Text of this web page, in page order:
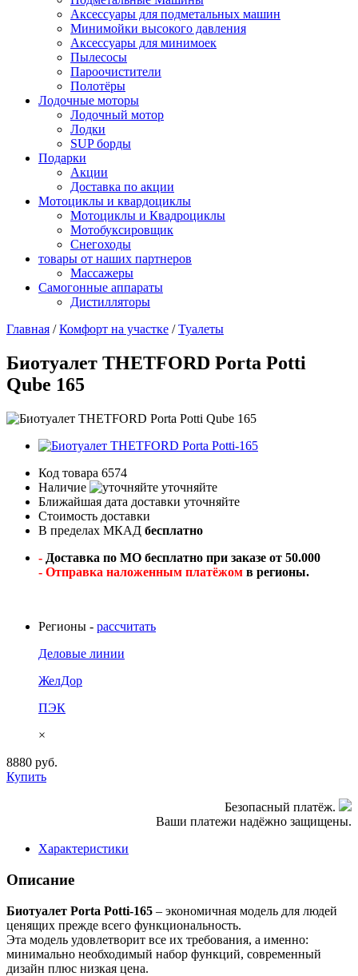
Аксессуары для подметальных машин
Минимойки высокого давления
Аксессуары для минимоек
Пылесосы
Пароочистители
Полотёры
Лодочные моторы
Лодочный мотор
Лодки
SUP борды
Подарки
Акции
Доставка по акции
Мотоциклы и квардоциклы
Мотоциклы и Квадроциклы
Мотобуксировщик
Снегоходы
товары от наших партнеров
Массажеры
Самогонные аппараты
Дистилляторы
Главная /Комфорт на участке /Туалеты
Биотуалет THETFORD Porta Potti
Qube 165
Код товара 6574
Наличие
уточняйте
Ближайшая дата доставки уточняйте
Стоимость доставки
В пределах МКАД бесплатно
- Доставка по МО бесплатно при заказе от 50.000
- Отправка наложенным платёжом в регионы.
Регионы - рассчитать
Деловые линии
ЖелДор
ПЭК
×
8880 руб.
Купить
Безопасный платёж.
Ваши платежи надёжно защищены.
Характеристики
Описание
Биотуалет Porta Potti-165 – экономичная модель для людей
ценящих прежде всего функциональность.
Эта модель удовлетворит все их требования, а именно:
минимально необходимый набор функций, современный
дизайн плюс низкая цена.